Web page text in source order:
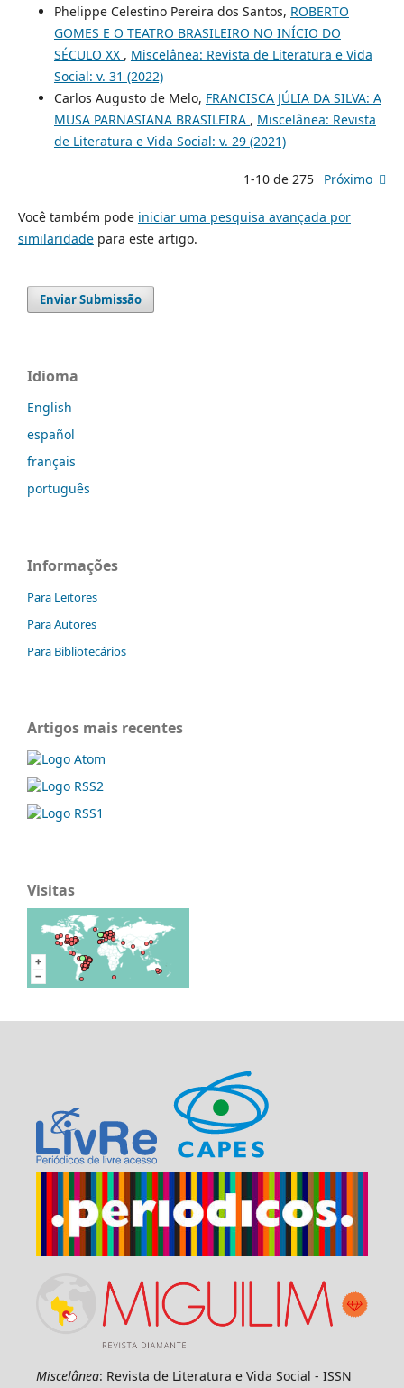
Phelippe Celestino Pereira dos Santos, ROBERTO
GOMES E O TEATRO BRASILEIRO NO INÍCIO DO
SÉCULO XX , Miscelânea: Revista de Literatura e Vida
Social: v. 31 (2022)
Carlos Augusto de Melo, FRANCISCA JÚLIA DA SILVA: A
MUSA PARNASIANA BRASILEIRA , Miscelânea: Revista
de Literatura e Vida Social: v. 29 (2021)
1-10 de 275 Próximo
Você também pode iniciar uma pesquisa avançada por
similaridadepara este artigo.
Enviar Submissão
Idioma
English
español
français
português
Informações
Para Leitores
Para Autores
Para Bibliotecários
Artigos mais recentes
Visitas
Miscelânea: Revista de Literatura e Vida Social - ISSN